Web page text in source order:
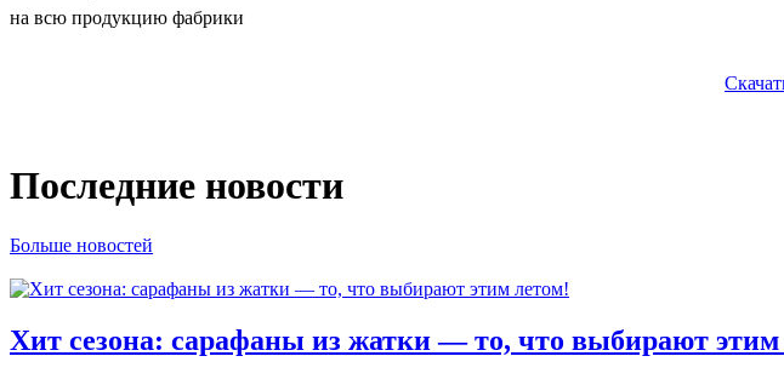
на всю продукцию фабрики
Последние новости
Больше новостей
Хит сезона: сарафаны из жатки — то, что выбирают этим